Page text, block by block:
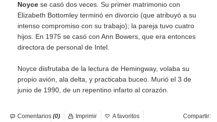
Noyce se casó dos veces. Su primer matrimonio con
Elizabeth Bottomley terminó en divorcio (que atribuyó a su
intenso compromiso con su trabajo); la pareja tuvo cuatro
hijos. En 1975 se casó con Ann Bowers, que era entonces
directora de personal de Intel.
Noyce disfrutaba de la lectura de Hemingway, volaba su
propio avión, ala delta, y practicaba buceo. Murió el 3 de
junio de 1990, de un repentino infarto al corazón.
Comentarios (0) Compartir:
Imprimir
A favoritos